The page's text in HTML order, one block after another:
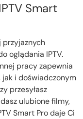
Smart
przyjaznych
oglądania IPTV.
pracy zapewnia
jak i doświadczonym
przesyłasz
ulubione filmy,
Smart Pro daje Ci